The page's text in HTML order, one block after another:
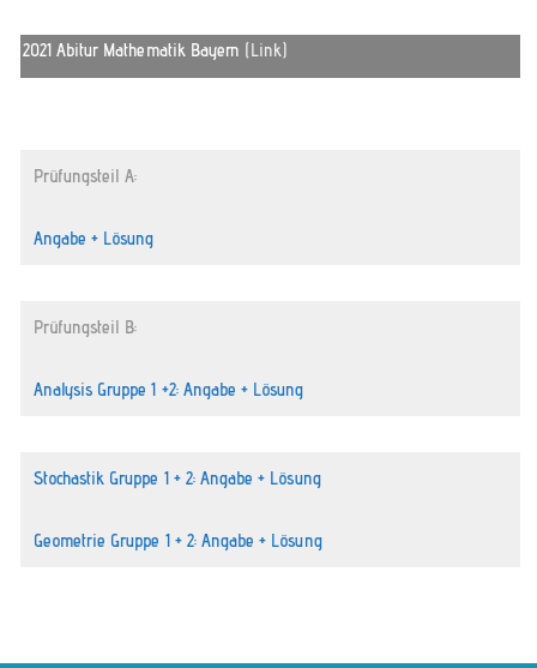
2021 Abitur Mathematik Bayern (Link)
Prüfungsteil A:
Angabe + Lösung
Prüfungsteil B:
Analysis Gruppe 1 +2: Angabe + Lösung
Stochastik Gruppe 1 + 2: Angabe + Lösung
Geometrie Gruppe 1 + 2: Angabe + Lösung